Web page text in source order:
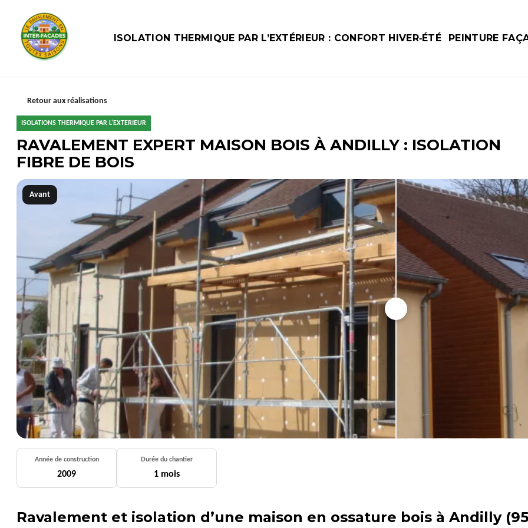
ISOLATION THERMIQUE PAR L’EXTÉRIEUR : CONFORT HIVER‑ÉTÉ PEINTURE
Retour aux réalisations
ISOLATIONS THERMIQUE PAR L'EXTERIEUR
RAVALEMENT EXPERT MAISON BOIS À ANDILLY : ISOLATION
FIBRE DE BOIS
Avant
Année de construction
2009
Durée du chantier
1 mois
Ravalement et isolation d’une maison en ossature bois à Andilly